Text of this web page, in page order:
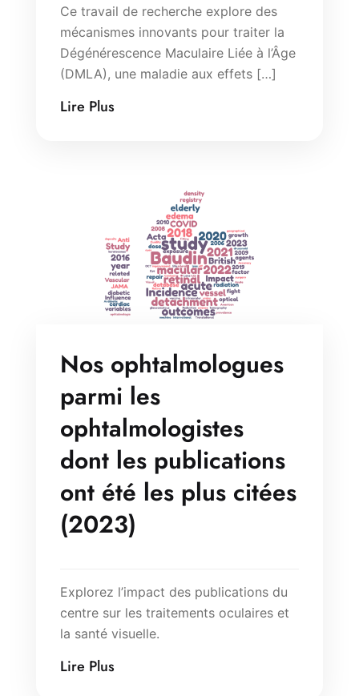
Ce travail de recherche explore des
mécanismes innovants pour traiter la
Dégénérescence Maculaire Liée à l’Âge
(DMLA), une maladie aux effets […]
Lire Plus
Nos ophtalmologues
parmi les
ophtalmologistes
dont les publications
ont été les plus citées
(2023)
Explorez l’impact des publications du
centre sur les traitements oculaires et
la santé visuelle.
Lire Plus